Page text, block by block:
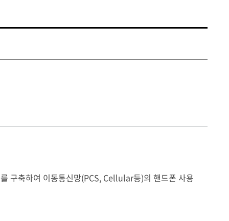
구축하여 이동통신망(PCS, Cellular등)의 핸드폰 사용